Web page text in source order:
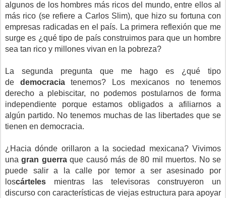
algunos de los hombres más ricos del mundo, entre ellos al
más rico (se refiere a Carlos Slim), que hizo su fortuna con
empresas radicadas en el país. La primera reflexión que me
surge es ¿qué tipo de país construimos para que un hombre
sea tan rico y millones vivan en la pobreza?
La segunda pregunta que me hago es ¿qué tipo
de democraciatenemos? Los mexicanos no tenemos
derecho a plebiscitar, no podemos postularnos de forma
independiente porque estamos obligados a afiliarnos a
algún partido. No tenemos muchas de las libertades que se
tienen en democracia.
¿Hacia dónde orillaron a la sociedad mexicana? Vivimos
unagran guerraque causó más de 80 mil muertos. No se
puede salir a la calle por temor a ser asesinado por
loscárteles mientras las televisoras construyeron un
discurso con características de viejas estructura para apoyar